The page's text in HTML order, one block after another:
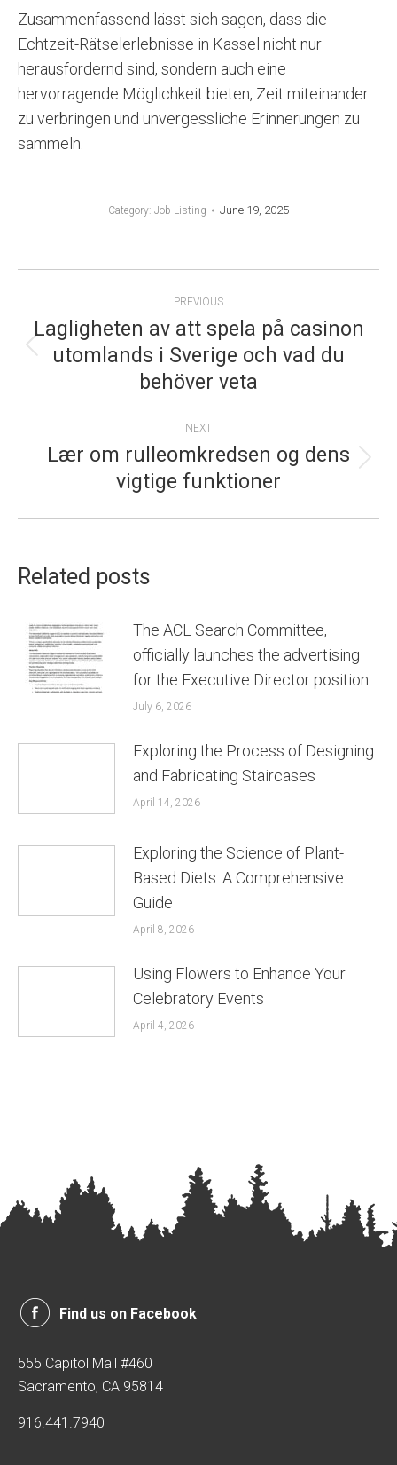
Zusammenfassend lässt sich sagen, dass die
Echtzeit-Rätselerlebnisse in Kassel nicht nur
herausfordernd sind, sondern auch eine
hervorragende Möglichkeit bieten, Zeit miteinander
zu verbringen und unvergessliche Erinnerungen zu
sammeln.
Category: Job Listing June 19, 2025
NAVIGATION
PREVIOUS
Previous
post:
Lagligheten av att spela på casinon
utomlands i Sverige och vad du
behöver veta
NEXT
Next
post:
Lær om rulleomkredsen og dens
vigtige funktioner
Related posts
The ACL Search Committee,
officially launches the advertising
for the Executive Director position
July 6, 2026
Exploring the Process of Designing
and Fabricating Staircases
April 14, 2026
Exploring the Science of Plant-
Based Diets: A Comprehensive
Guide
April 8, 2026
Using Flowers to Enhance Your
Celebratory Events
April 4, 2026
Find us on Facebook
555 Capitol Mall #460
Sacramento, CA 95814
916.441.7940